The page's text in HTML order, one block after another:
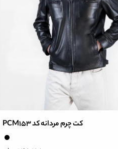
کت چرم مردانه کد PCM153